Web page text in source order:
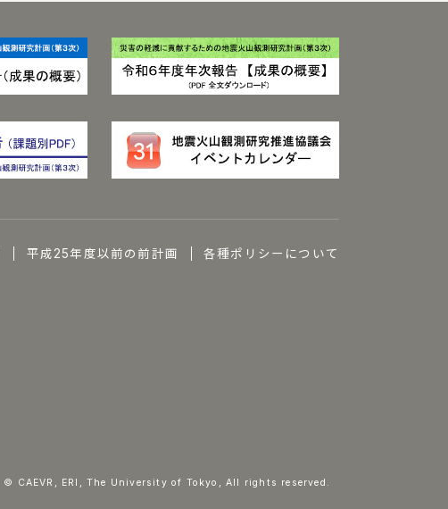
平成25年度以前の前計画 各種ポリシーについて
© CAEVR, ERI, The University of Tokyo, All rights reserved.